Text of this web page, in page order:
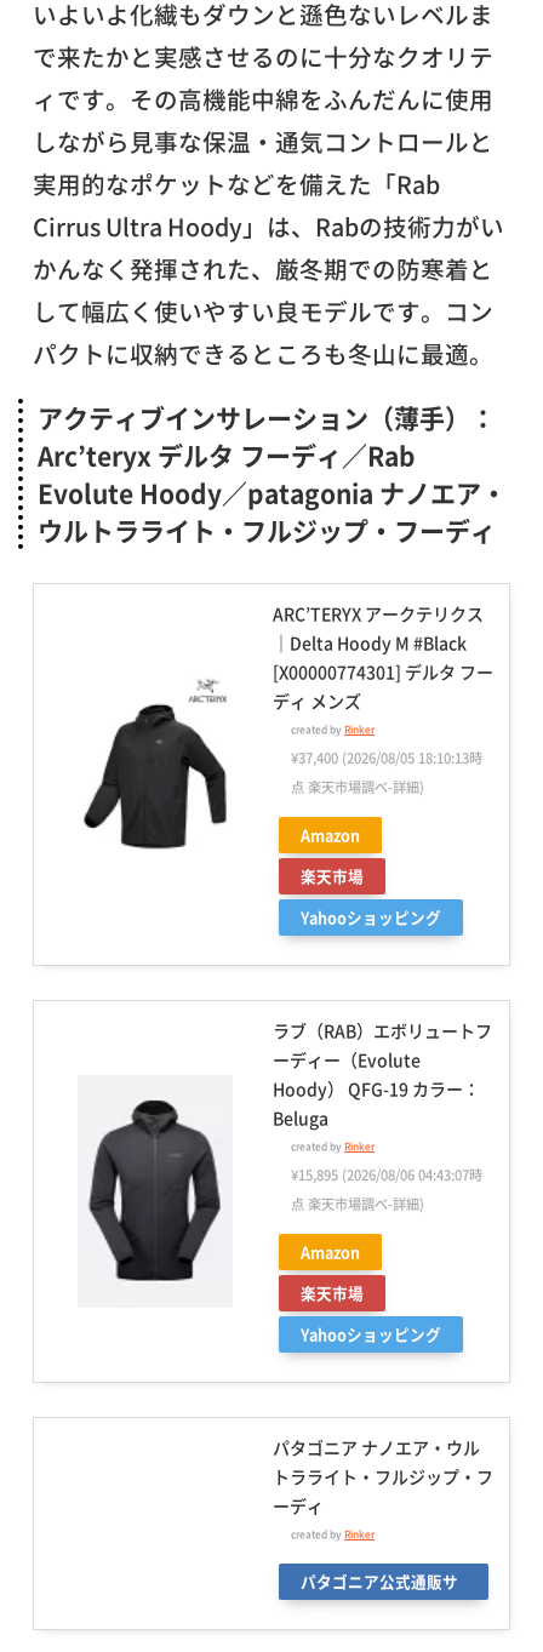
いよいよ化繊もダウンと遜色ないレベルま
で来たかと実感させるのに十分なクオリテ
ィです。その高機能中綿をふんだんに使用
しながら見事な保温・通気コントロールと
実用的なポケットなどを備えた「Rab
Cirrus Ultra Hoody」は、Rabの技術力がい
かんなく発揮された、厳冬期での防寒着と
して幅広く使いやすい良モデルです。コン
パクトに収納できるところも冬山に最適。
アクティブインサレーション（薄手）：
Arc’teryx デルタ フーディ／Rab
Evolute Hoody／patagonia ナノエア・
ウルトラライト・フルジップ・フーディ
ARC’TERYX アークテリクス
｜Delta Hoody M #Black
[X00000774301] デルタ フー
ディ メンズ
created byRinker
¥37,400 (2026/08/05 18:10:13時
点 楽天市場調べ-詳細)
Amazon
楽天市場
Yahooショッピング
ラブ（RAB）エボリュートフ
ーディー（Evolute
Hoody） QFG-19 カラー：
Beluga
created byRinker
¥15,895 (2026/08/06 04:43:07時
点 楽天市場調べ-詳細)
Amazon
楽天市場
Yahooショッピング
パタゴニア ナノエア・ウル
トラライト・フルジップ・フ
ーディ
created byRinker
パタゴニア公式通販サ